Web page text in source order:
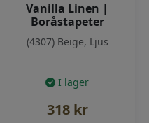
Vanilla Linen |
Boråstapeter
(4307) Beige, Ljus
I lager
318 kr